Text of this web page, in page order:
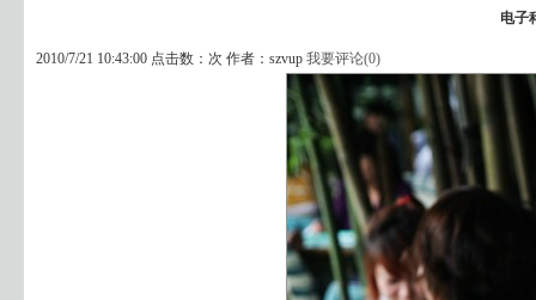
电子
2010/7/21 10:43:00 点击数： 次 作者：szvup 我要评论(0)